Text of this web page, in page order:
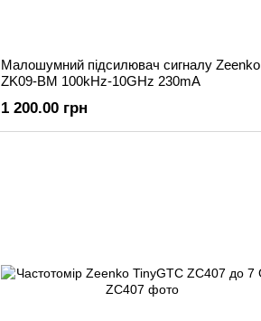
Малошумний підсилювач сигналу Zeenko
ZK09-BM 100kHz-10GHz 230mA
1 200.00 грн